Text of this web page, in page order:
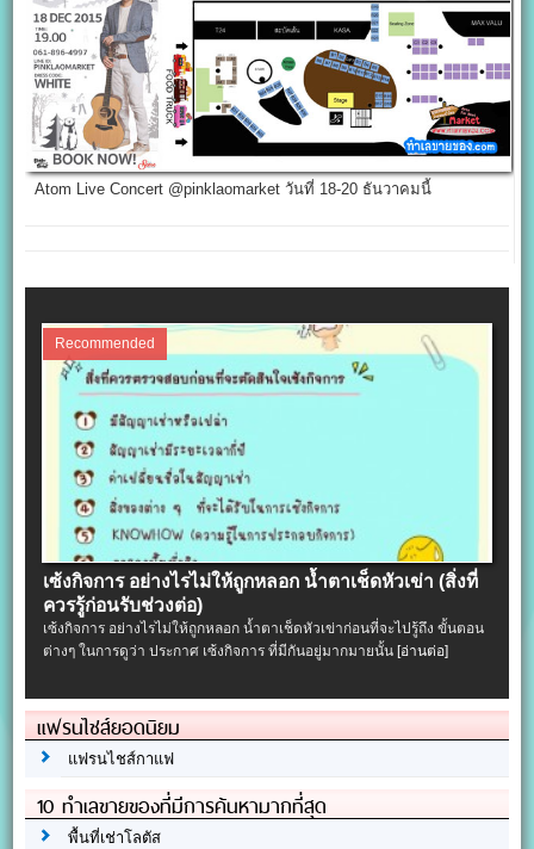
Atom Live Concert @pinklaomarket วันที่ 18-20 ธันวาคมนี้
Recommended
เซ้งกิจการ อย่างไรไม่ให้ถูกหลอก น้ำตาเช็ดหัวเข่า (สิ่งที่
ควรรู้ก่อนรับช่วงต่อ)
เซ้งกิจการ อย่างไรไม่ให้ถูกหลอก น้ำตาเช็ดหัวเข่าก่อนที่จะไปรู้ถึง ขั้นตอน
ต่างๆ ในการดูว่า ประกาศ เซ้งกิจการ ที่มีกันอยู่มากมายนั้น [อ่านต่อ]
แฟรนไชส์ยอดนิยม
แฟรนไชส์กาแฟ
10 ทำเลขายของที่มีการค้นหามากที่สุด
พื้นที่เช่าโลตัส